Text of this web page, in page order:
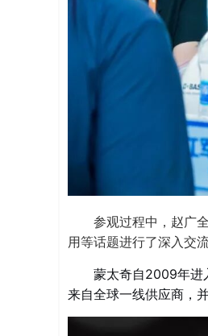
参观过程中，赵广
用等话题进行了深入交流
蒙太奇自2009年进
来自全球一线供应商，